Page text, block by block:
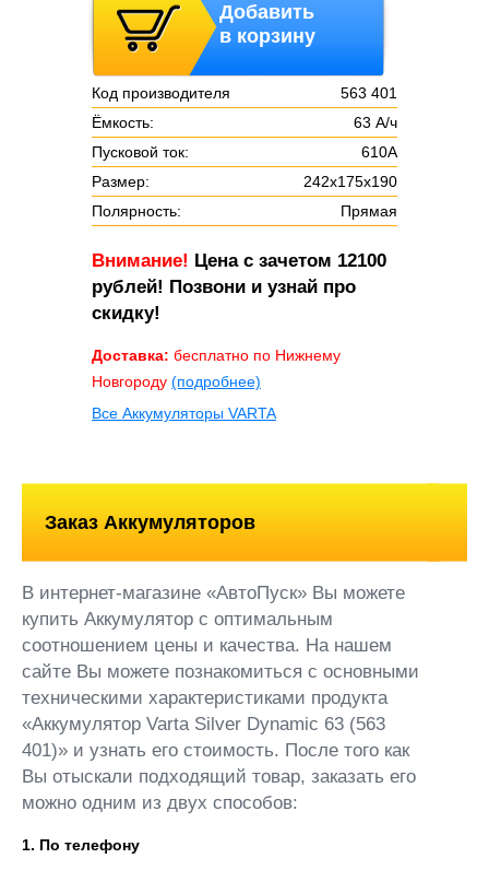
Добавить
в корзину
Код производителя
563 401
Ёмкость:
63 А/ч
Пусковой ток:
610А
Размер:
242x175x190
Полярность:
Прямая
Внимание! Цена с зачетом 12100
рублей! Позвони и узнай про
скидку!
Доставка: бесплатно по Нижнему
Новгороду (подробнее)
Все Аккумуляторы VARTA
Заказ Аккумуляторов
В интернет-магазине «АвтоПуск» Вы можете
купить Аккумулятор с оптимальным
соотношением цены и качества. На нашем
сайте Вы можете познакомиться с основными
техническими характеристиками продукта
«Аккумулятор Varta Silver Dynamic 63 (563
401)» и узнать его стоимость. После того как
Вы отыскали подходящий товар, заказать его
можно одним из двух способов:
1. По телефону